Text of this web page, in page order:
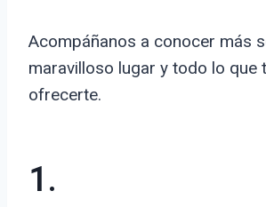
Acompáñanos a conocer más
maravilloso lugar y todo lo que
ofrecerte.
1.